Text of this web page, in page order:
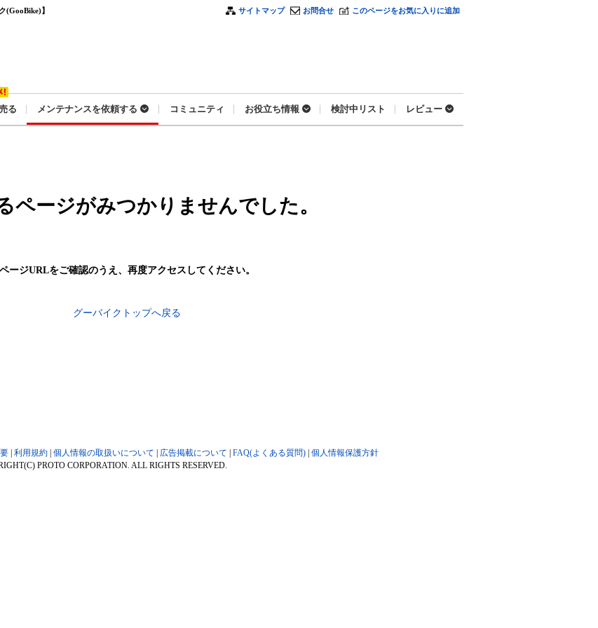
(GooBike)】 サイトマップ お問合せ このページをお気に入りに追加
る メンテナンスを依頼する コミュニティ お役立ち情報 検討中リスト レビュー
ページがみつかりませんでした。
ページURLをご確認のうえ、 再度アクセスしてください。
グーバイクトップへ戻る
利用規約 個人情報の取扱いについて 広告掲載について FAQ(よくある質問) 個人情報保護方針
PROTO CORPORATION. ALL RIGHTS RESERVED.